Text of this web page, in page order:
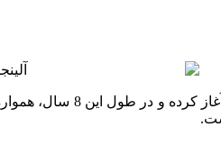
فروشگاه آلینجا از